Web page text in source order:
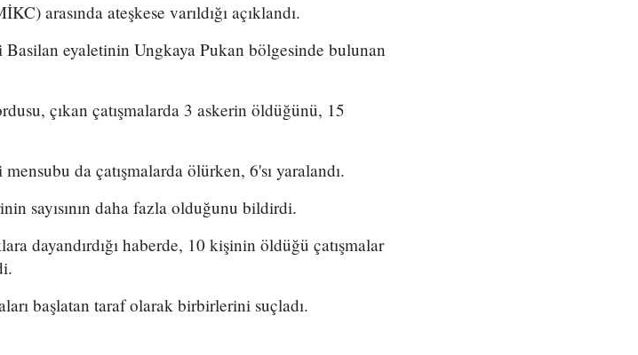
arasında ateşkese varıldığı açıklandı.
eyaletinin Ungkaya Pukan bölgesinde bulunan
çıkan çatışmalarda 3 askerin öldüğünü, 15
da çatışmalarda ölürken, 6'sı yaralandı.
sayısının daha fazla olduğunu bildirdi.
dayandırdığı haberde, 10 kişinin öldüğü çatışmalar
başlatan taraf olarak birbirlerini suçladı.